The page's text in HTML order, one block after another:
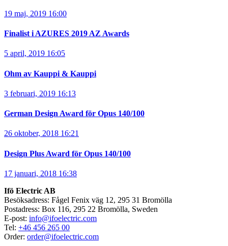
19 maj, 2019 16:00
Finalist i AZURES 2019 AZ Awards
5 april, 2019 16:05
Ohm av Kauppi & Kauppi
3 februari, 2019 16:13
German Design Award för Opus 140/100
26 oktober, 2018 16:21
Design Plus Award för Opus 140/100
17 januari, 2018 16:38
Ifö Electric AB
Besöksadress: Fågel Fenix väg 12, 295 31 Bromölla
Postadress: Box 116, 295 22 Bromölla, Sweden
E-post: info@ifoelectric.com
Tel: +46 456 265 00
Order: order@ifoelectric.com